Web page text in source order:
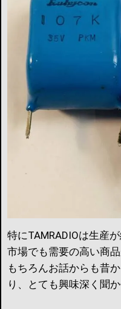
特にTAMRADIOは生産
市場でも需要の高い商品
もちろんお話からも昔
り、とても興味深く聞